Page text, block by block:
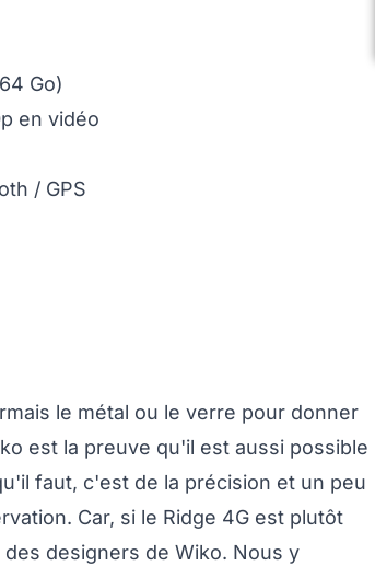
Go)
en vidéo
/ GPS
le métal ou le verre pour donner
est la preuve qu'il est aussi possible
faut, c'est de la précision et un peu
Car, si le Ridge 4G est plutôt
designers de Wiko. Nous y